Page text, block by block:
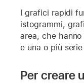
I grafici rapidi
istogrammi,
area, che
e una o più
Per creare